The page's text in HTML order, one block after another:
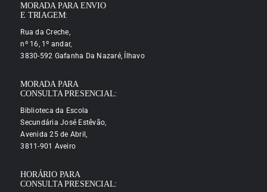
MORADA PARA ENVIO
E TRIAGEM:
Rua da Creche,
nº 16, 1º andar,
3830-592 Gafanha Da Nazaré, Ílhavo
MORADA PARA
CONSULTA PRESENCIAL:
Biblioteca da Escola
Secundária José Estêvão,
Avenida 25 de Abril,
3811-901 Aveiro
HORÁRIO PARA
CONSULTA PRESENCIAL: